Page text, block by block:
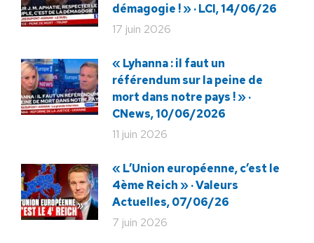
démagogie ! » · LCI, 14/06/26
17 juin 2026
« Lyhanna : il faut un
référendum sur la peine de
mort dans notre pays ! » ·
CNews, 10/06/2026
11 juin 2026
« L’Union européenne, c’est le
4ème Reich » · Valeurs
Actuelles, 07/06/26
7 juin 2026